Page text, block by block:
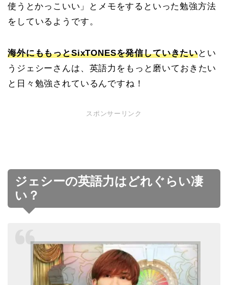
使うとかっこいい」とメモをするといった勉強方法
をしているようです。
海外にももっとSixTONESを発信していきたいとい
うジェシーさんは、英語力をもっと磨いておきたい
と日々勉強されているんですね！
スポンサーリンク
ジェシーの英語力はどれぐらい凄
い？